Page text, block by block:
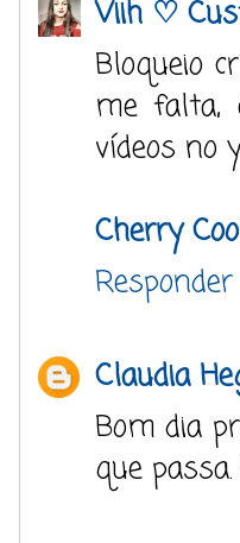
Viih ♡
Bloqueio
me falta,
vídeos no
Cherry
Responder
Claudia
Bom dia
que